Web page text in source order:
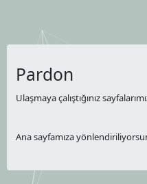
Pardon
Ulaşmaya çalıştığınız
Ana sayfamıza